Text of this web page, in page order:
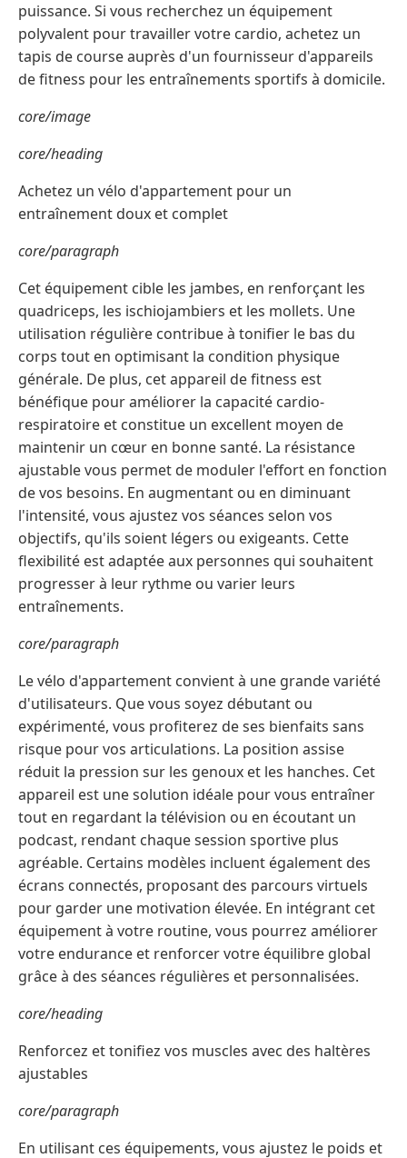
puissance. Si vous recherchez un équipement
polyvalent pour travailler votre cardio, achetez un
tapis de course auprès d'un fournisseur d'appareils
de fitness pour les entraînements sportifs à domicile.
core/image
core/heading
Achetez un vélo d'appartement pour un
entraînement doux et complet
core/paragraph
Cet équipement cible les jambes, en renforçant les
quadriceps, les ischiojambiers et les mollets. Une
utilisation régulière contribue à tonifier le bas du
corps tout en optimisant la condition physique
générale. De plus, cet appareil de fitness est
bénéfique pour améliorer la capacité cardio-
respiratoire et constitue un excellent moyen de
maintenir un cœur en bonne santé. La résistance
ajustable vous permet de moduler l'effort en fonction
de vos besoins. En augmentant ou en diminuant
l'intensité, vous ajustez vos séances selon vos
objectifs, qu'ils soient légers ou exigeants. Cette
flexibilité est adaptée aux personnes qui souhaitent
progresser à leur rythme ou varier leurs
entraînements.
core/paragraph
Le vélo d'appartement convient à une grande variété
d'utilisateurs. Que vous soyez débutant ou
expérimenté, vous profiterez de ses bienfaits sans
risque pour vos articulations. La position assise
réduit la pression sur les genoux et les hanches. Cet
appareil est une solution idéale pour vous entraîner
tout en regardant la télévision ou en écoutant un
podcast, rendant chaque session sportive plus
agréable. Certains modèles incluent également des
écrans connectés, proposant des parcours virtuels
pour garder une motivation élevée. En intégrant cet
équipement à votre routine, vous pourrez améliorer
votre endurance et renforcer votre équilibre global
grâce à des séances régulières et personnalisées.
core/heading
Renforcez et tonifiez vos muscles avec des haltères
ajustables
core/paragraph
En utilisant ces équipements, vous ajustez le poids et